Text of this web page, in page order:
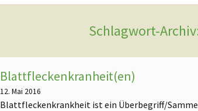
springen
Schlagwort-
Blattfleckenkranheit(en)
12. Mai 2016
Blattfleckenkrankheit ist ein Überbegriff/